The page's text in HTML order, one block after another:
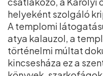
helyeként szolgáló
A templomi
atya kalauzol, a
történelmi múltat
kincsesháza ez a